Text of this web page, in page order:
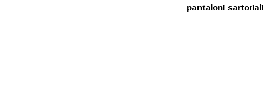
pantaloni sartoriali